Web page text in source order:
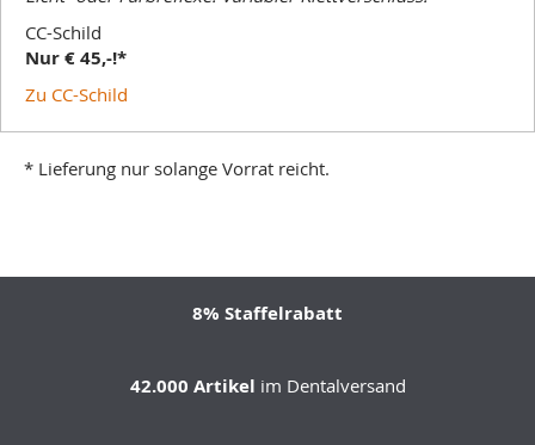
CC-Schild
Nur € 45,-!*
Zu CC-Schild
* Lieferung nur solange Vorrat reicht.
8% Staffelrabatt
42.000 Artikel im Dentalversand